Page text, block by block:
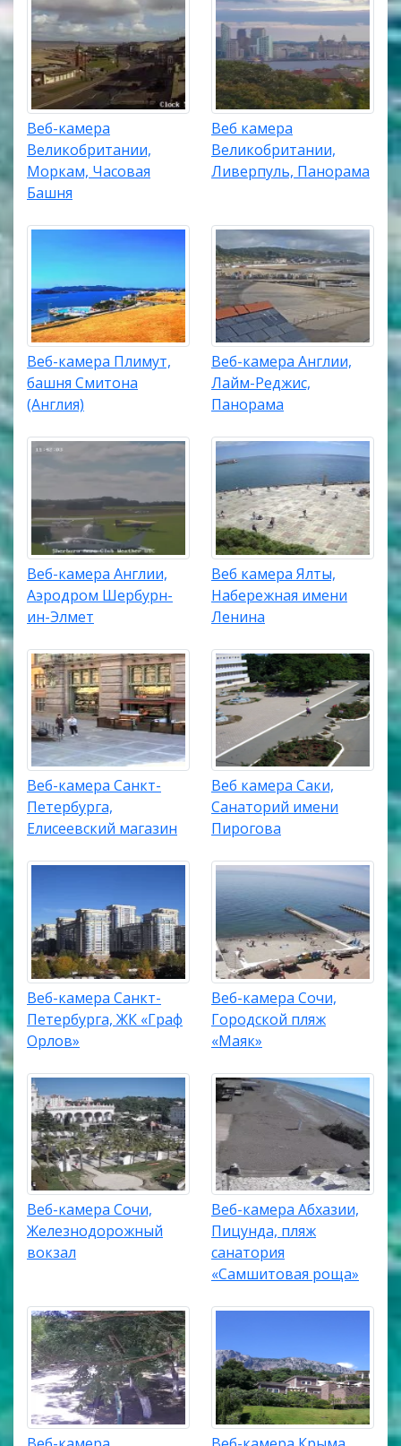
Веб-камера
Великобритании,
Моркам, Часовая
Башня
Веб камера
Великобритании,
Ливерпуль, Панорама
Веб-камера Плимут,
башня Смитона
(Англия)
Веб-камера Англии,
Лайм-Реджис,
Панорама
Веб-камера Англии,
Аэродром Шербурн-
ин-Элмет
Веб камера Ялты,
Набережная имени
Ленина
Веб-камера Санкт-
Петербурга,
Елисеевский магазин
Веб камера Саки,
Санаторий имени
Пирогова
Веб-камера Санкт-
Петербурга, ЖК «Граф
Орлов»
Веб-камера Сочи,
Городской пляж
«Маяк»
Веб-камера Сочи,
Железнодорожный
вокзал
Веб-камера Абхазии,
Пицунда, пляж
санатория
«Самшитовая роща»